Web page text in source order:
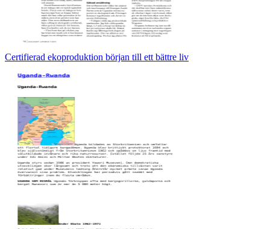
Certifierad ekoproduktion början till ett bättre liv